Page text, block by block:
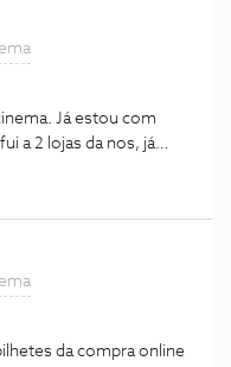
Já estou com
a 2 lojas da nos, já
ninguém consegue
para o número
Espere até amanhã,
então e não tenho
em lojas da nos, já fui
tenho retorno de
todos falam para
cadastrar meu wtf
da compra online